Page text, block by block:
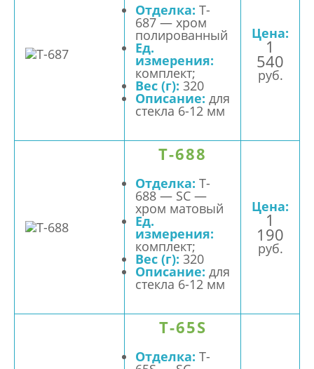
Отделка: T-
687 — хром
полированный
Ед.
измерения:
комплект;
Вес (г): 320
Описание: для
стекла 6-12 мм
Цена:
1
540
руб.
T-688
Отделка: T-
688 — SC —
хром матовый
Ед.
измерения:
комплект;
Вес (г): 320
Описание: для
стекла 6-12 мм
Цена:
1
190
руб.
T-65S
Отделка: T-